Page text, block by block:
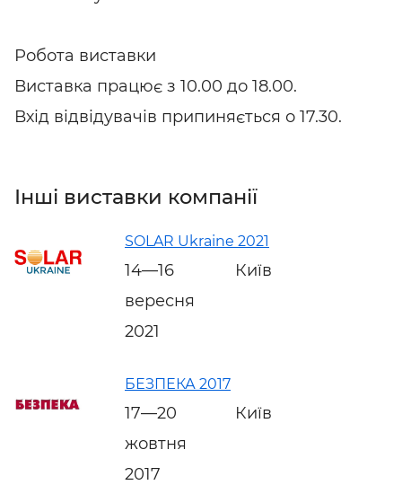
Робота виставки
Виставка працює з 10.00 до 18.00.
Вхід відвідувачів припиняється о 17.30.
Інші виставки компанії
SOLAR Ukraine 2021
14—16
вересня
2021
Київ
БЕЗПЕКА 2017
17—20
жовтня
2017
Київ